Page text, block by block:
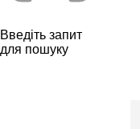
Введіть запит
для пошуку